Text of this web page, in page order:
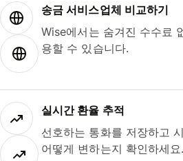
송금 서비스업체 비교하기
Wise에서는 숨겨진 수수료
용할 수 있습니다.
실시간 환율 추적
선호하는 통화를 저장하고
어떻게 변하는지 확인하세요.